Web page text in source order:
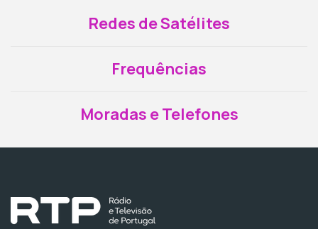
Redes de Satélites
Frequências
Moradas e Telefones